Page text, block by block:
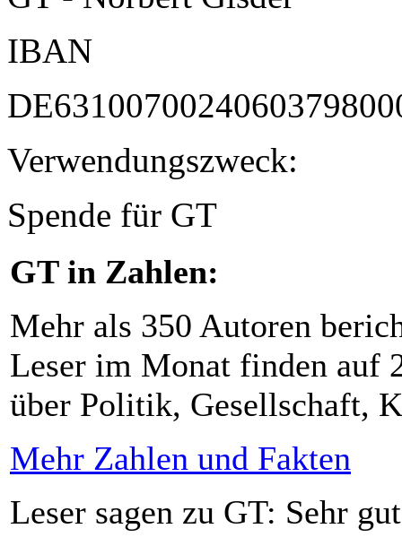
IBAN
Verwendungszweck:
Spende für GT
GT in Zahlen:
Mehr als 350 Autoren
Leser im Monat finden auf
über Politik, Gesellschaft,
Mehr Zahlen und Fakten
Leser sagen zu GT: Sehr